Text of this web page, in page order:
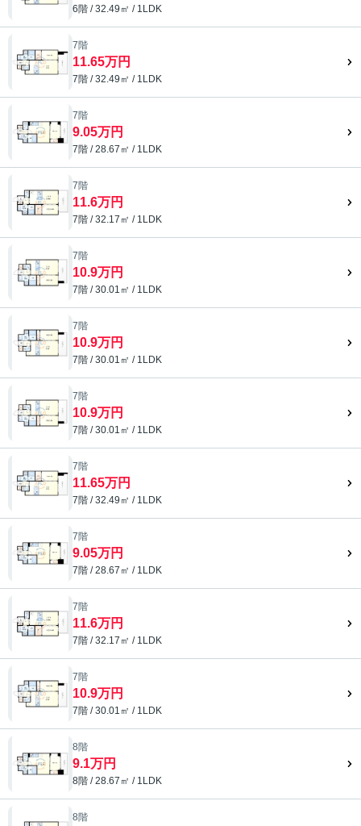
6階 / 32.49㎡ / 1LDK
7階
11.65万円
7階 / 32.49㎡ / 1LDK
7階
9.05万円
7階 / 28.67㎡ / 1LDK
7階
11.6万円
7階 / 32.17㎡ / 1LDK
7階
10.9万円
7階 / 30.01㎡ / 1LDK
7階
10.9万円
7階 / 30.01㎡ / 1LDK
7階
10.9万円
7階 / 30.01㎡ / 1LDK
7階
11.65万円
7階 / 32.49㎡ / 1LDK
7階
9.05万円
7階 / 28.67㎡ / 1LDK
7階
11.6万円
7階 / 32.17㎡ / 1LDK
7階
10.9万円
7階 / 30.01㎡ / 1LDK
8階
9.1万円
8階 / 28.67㎡ / 1LDK
8階